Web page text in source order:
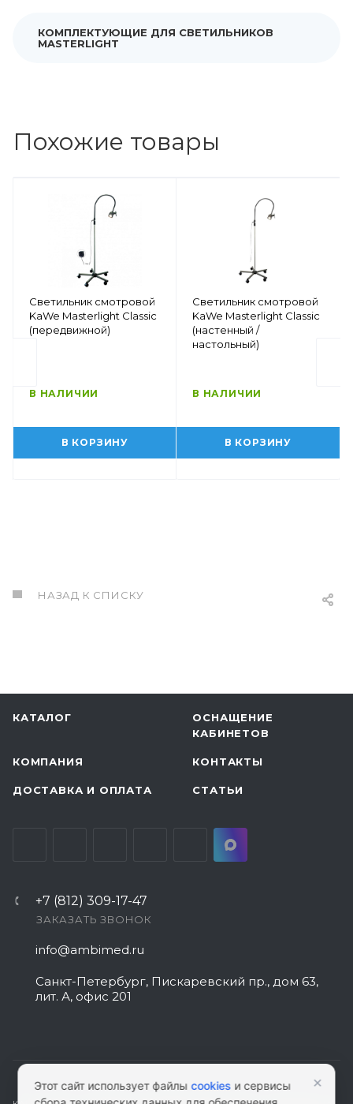
КОМПЛЕКТУЮЩИЕ ДЛЯ СВЕТИЛЬНИКОВ
MASTERLIGHT
Похожие товары
Светильник смотровой
KaWe Masterlight Classic
(передвижной)
В НАЛИЧИИ
В КОРЗИНУ
Светильник смотровой
KaWe Masterlight Classic
(настенный /
настольный)
В НАЛИЧИИ
В КОРЗИНУ
НАЗАД К СПИСКУ
КАТАЛОГ
ОСНАЩЕНИЕ
КАБИНЕТОВ
КОМПАНИЯ КОНТАКТЫ
ДОСТАВКА И ОПЛАТА СТАТЬИ
+7 (812) 309-17-47
ЗАКАЗАТЬ ЗВОНОК
info@ambimed.ru
Санкт-Петербург, Пискаревский пр., дом 63,
лит. А, офис 201
Этот сайт использует файлыcookies и сервисы
×